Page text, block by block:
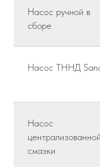
Насос ручной в
сборе
Насос ТННД
Насос
централизованной
смазки